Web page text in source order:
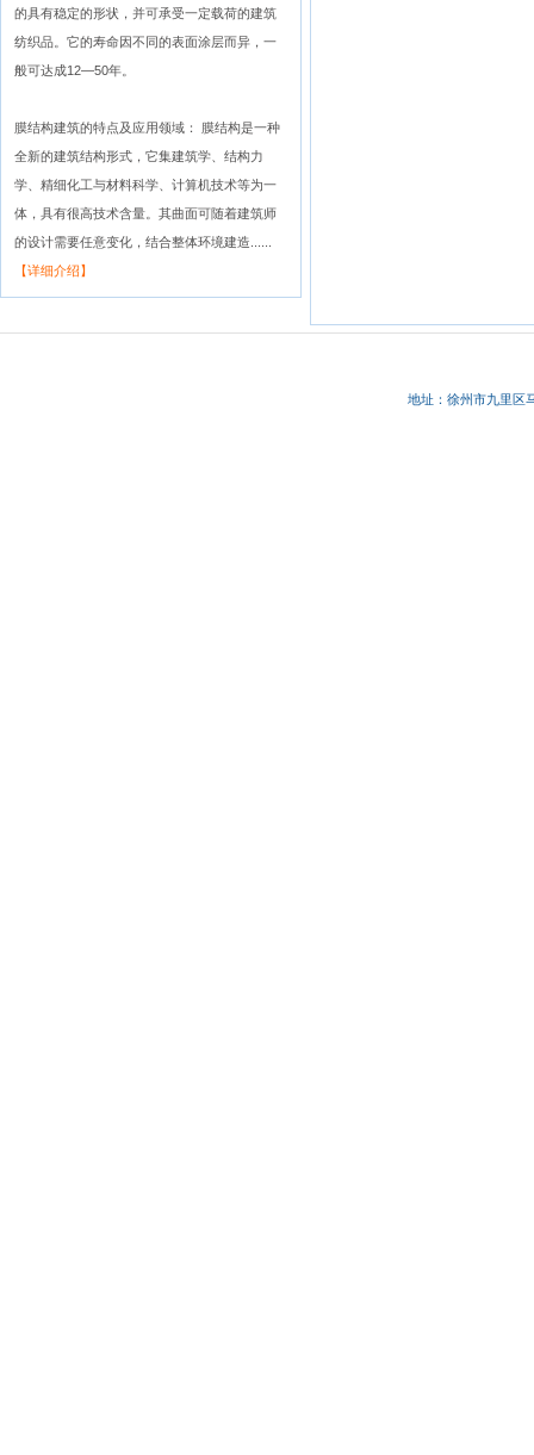
的具有稳定的形状，并可承受一定载荷的建筑
纺织品。它的寿命因不同的表面涂层而异，一
般可达成12—50年。
膜结构建筑的特点及应用领域： 膜结构是一种
全新的建筑结构形式，它集建筑学、结构力
学、精细化工与材料科学、计算机技术等为一
体，具有很高技术含量。其曲面可随着建筑师
的设计需要任意变化，结合整体环境建造......
【详细介绍】
地址：徐州市九里